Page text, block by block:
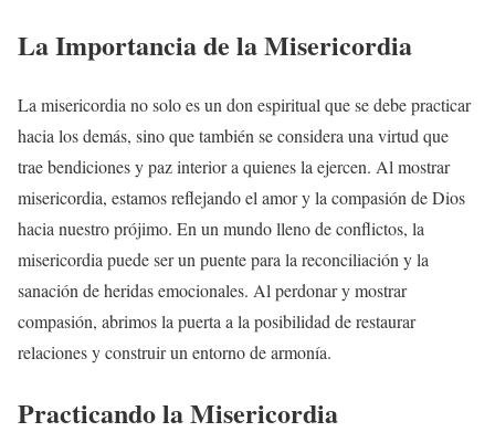
La Importancia de laMisericordia
La misericordia no solo es un don espiritual que se debe practicar
hacia los demás, sino que también se considera una virtud que
trae bendiciones y paz interior a quienes la ejercen. Al mostrar
misericordia, estamos reflejando el amor y la compasión de Dios
hacia nuestro prójimo. En un mundo lleno de conflictos, la
misericordia puede ser un puente para la reconciliación y la
sanación de heridas emocionales. Al perdonar y mostrar
compasión, abrimos la puerta a la posibilidad de restaurar
relaciones y construir un entorno de armonía.
Practicando laMisericordia